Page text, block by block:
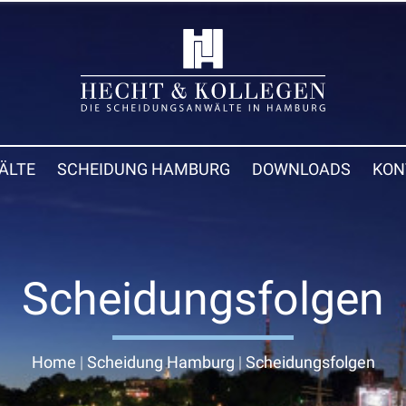
SCHEIDUNG HAMBURG DOWNLOADS
Scheidungsfolgen
Home | Scheidung Hamburg | Scheidungsfolgen